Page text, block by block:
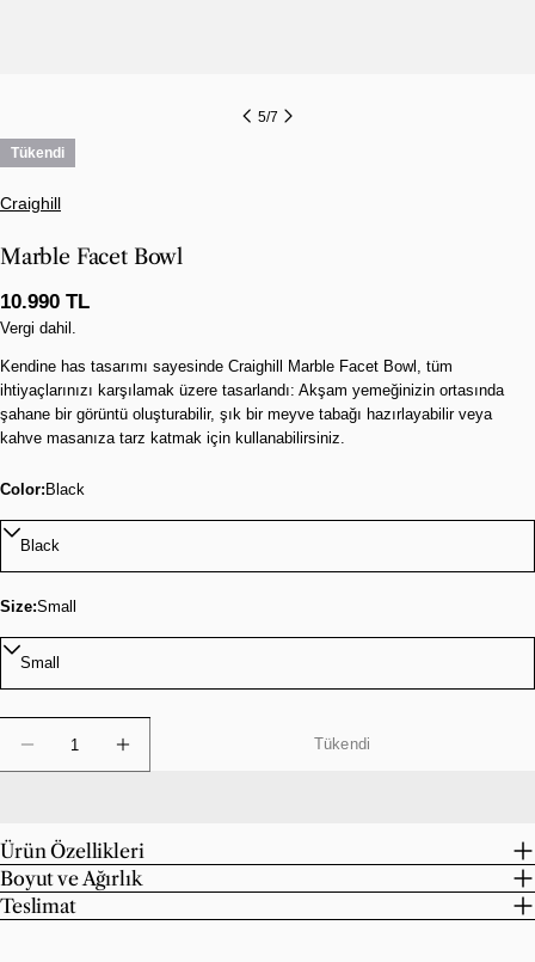
5/7
Tükendi
Craighill
Marble Facet Bowl
Normal
fiyat
10.990 TL
Vergi dahil.
Kendine has tasarımı sayesinde Craighill Marble Facet Bowl, tüm
ihtiyaçlarınızı karşılamak üzere tasarlandı: Akşam yemeğinizin ortasında
şahane bir görüntü oluşturabilir, şık bir meyve tabağı hazırlayabilir veya
kahve masanıza tarz katmak için kullanabilirsiniz.
Color: Black
Size:Small
Tükendi
Ürün Özellikleri
Boyut ve Ağırlık
Teslimat